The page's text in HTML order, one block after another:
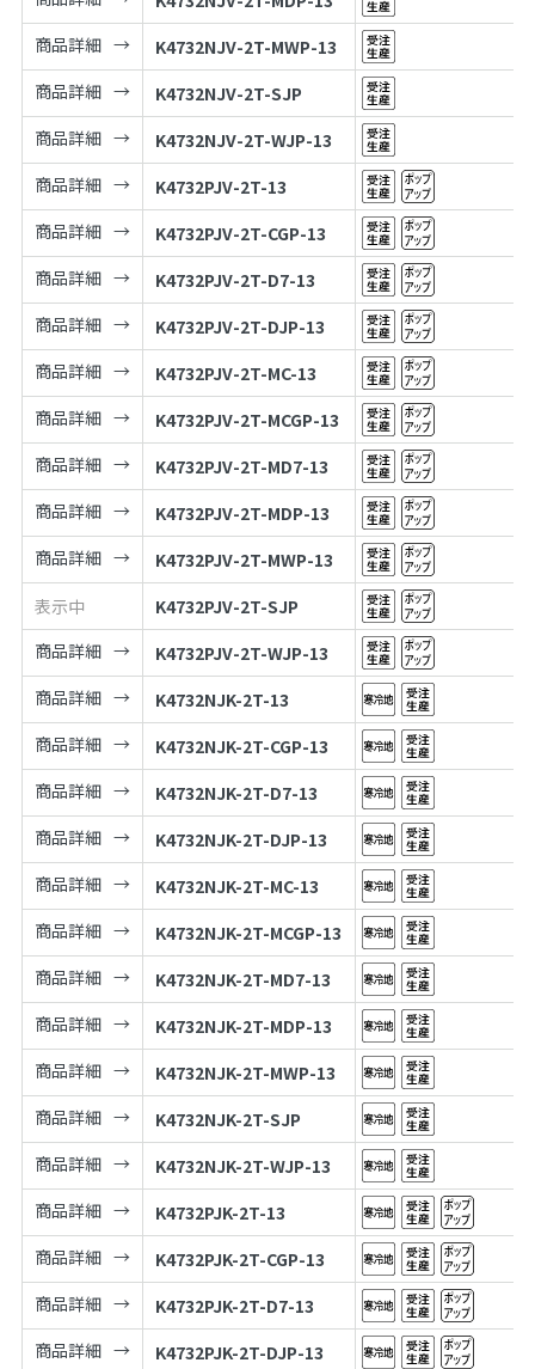
商品詳細
K4732NJV-2T-MWP-13
商品詳細
K4732NJV-2T-SJP
商品詳細
K4732NJV-2T-WJP-13
商品詳細
K4732PJV-2T-13
商品詳細
K4732PJV-2T-CGP-13
商品詳細
K4732PJV-2T-D7-13
商品詳細
K4732PJV-2T-DJP-13
商品詳細
K4732PJV-2T-MC-13
商品詳細
K4732PJV-2T-MCGP-13
商品詳細
K4732PJV-2T-MD7-13
商品詳細
K4732PJV-2T-MDP-13
商品詳細
K4732PJV-2T-MWP-13
表示中
K4732PJV-2T-SJP
商品詳細
K4732PJV-2T-WJP-13
商品詳細
K4732NJK-2T-13
商品詳細
K4732NJK-2T-CGP-13
商品詳細
K4732NJK-2T-D7-13
商品詳細
K4732NJK-2T-DJP-13
商品詳細
K4732NJK-2T-MC-13
商品詳細
K4732NJK-2T-MCGP-13
商品詳細
K4732NJK-2T-MD7-13
商品詳細
K4732NJK-2T-MDP-13
商品詳細
K4732NJK-2T-MWP-13
商品詳細
K4732NJK-2T-SJP
商品詳細
K4732NJK-2T-WJP-13
商品詳細
K4732PJK-2T-13
商品詳細
K4732PJK-2T-CGP-13
商品詳細
K4732PJK-2T-D7-13
商品詳細
K4732PJK-2T-DJP-13